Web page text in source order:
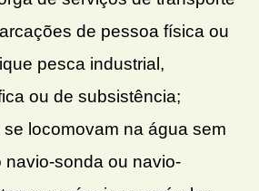
de pessoa física ou
pesca industrial,
ou de subsistência;
locomovam na água sem
navio-sonda ou navio-